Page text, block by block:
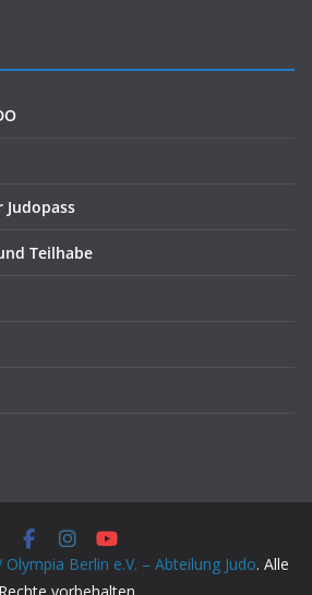
Teilhabe
Olympia Berlin e.V. – Abteilung Judo. Alle